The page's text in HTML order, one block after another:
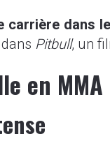
carrière dans
Pitbull, un
en MMA